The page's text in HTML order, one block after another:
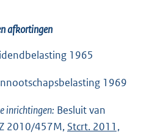
afkortingen
1965
1969
inrichtingen: Besluit van
2010/457M, Stcrt. 2011,